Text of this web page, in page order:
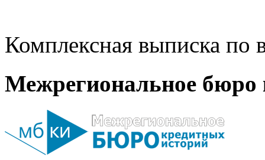
Комплексная выписка
Межрегиональное бюро